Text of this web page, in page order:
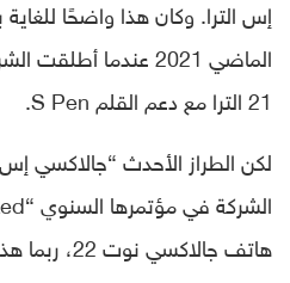
إس الترا. وكان هذا واضحًا
الماضي 2021 عندما
21 الترا مع دعم القلم S Pen.
هاتف